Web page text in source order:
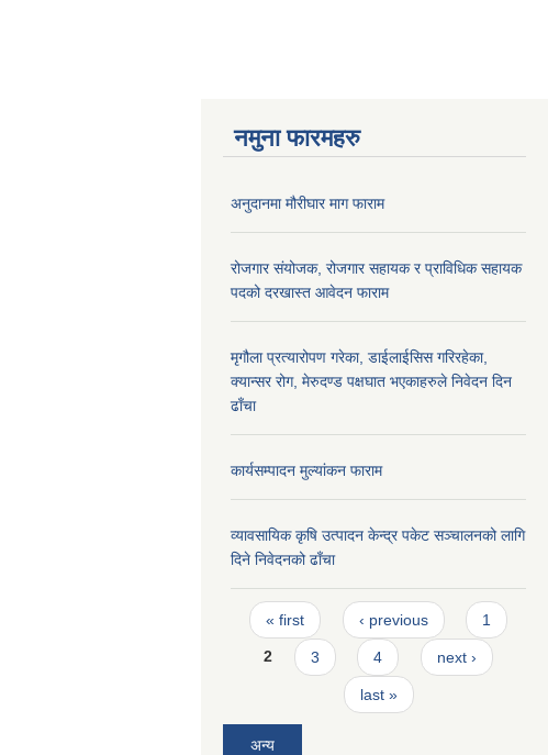
नमुना फारमहरु
अनुदानमा मौरीघार माग फाराम
रोजगार संयोजक, रोजगार सहायक र प्राविधिक सहायक
पदको दरखास्त आवेदन फाराम
मृगौला प्रत्यारोपण गरेका, डाईलाईसिस गरिरहेका,
क्यान्सर रोग, मेरुदण्ड पक्षघात भएकाहरुले निवेदन दिन
ढाँचा
कार्यसम्पादन मुल्यांकन फाराम
व्यावसायिक कृषि उत्पादन केन्द्र पकेट सञ्चालनको लागि
दिने निवेदनको ढाँचा
Pages
« first ‹ previous 1
2 3 4 next ›
last »
अन्य